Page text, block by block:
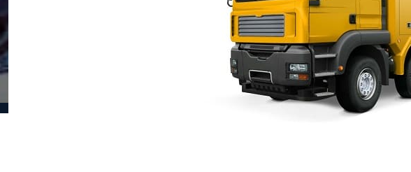
© 2008-2021 mvvknives.ru Эвакуатор в Санкт-Петербурге и Ленинградской области.